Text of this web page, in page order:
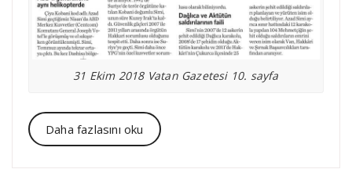
31 Ekim 2018 Vatan Gazetesi 10. sayfa
Daha fazlasını oku